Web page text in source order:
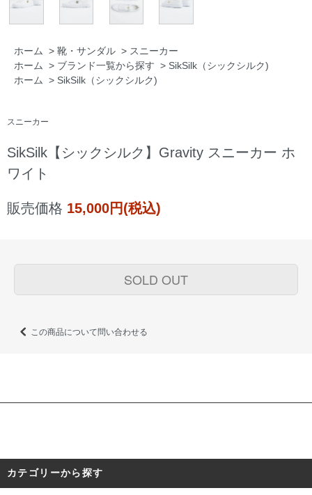
ホーム > 靴・サンダル > スニーカー
ホーム > ブランド一覧から探す > SikSilk（シックシルク)
ホーム > SikSilk（シックシルク)
スニーカー
SikSilk【シックシルク】Gravity スニーカー ホ
ワイト
販売価格 15,000円(税込)
SOLD OUT
この商品について問い合わせる
カテゴリーから探す